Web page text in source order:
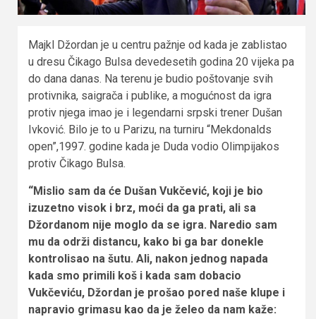
Majkl Džordan je u centru pažnje od kada je zablistao
u dresu Čikago Bulsa devedesetih godina 20 vijeka pa
do dana danas. Na terenu je budio poštovanje svih
protivnika, saigrača i publike, a mogućnost da igra
protiv njega imao je i legendarni srpski trener Dušan
Ivković. Bilo je to u Parizu, na turniru “Mekdonalds
open”,1997. godine kada je Duda vodio Olimpijakos
protiv Čikago Bulsa.
“Mislio sam da će Dušan Vukčević, koji je bio
izuzetno visok i brz, moći da ga prati, ali sa
Džordanom nije moglo da se igra. Naredio sam
mu da održi distancu, kako bi ga bar donekle
kontrolisao na šutu. Ali, nakon jednog napada
kada smo primili koš i kada sam dobacio
Vukčeviću, Džordan je prošao pored naše klupe i
napravio grimasu kao da je želeo da nam kaže: